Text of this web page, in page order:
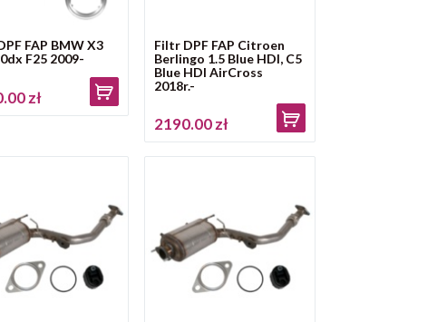
FAP BMW X3
F25 2009-
zł
Filtr DPF FAP Citroen
Berlingo 1.5 Blue HDI, C5
Blue HDI AirCross
2018r.-
2190.00 zł